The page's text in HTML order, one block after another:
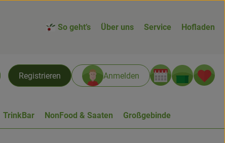
So geht’s Über uns Service Hofladen
Registrieren Anmelden
TrinkBar NonFood & Saaten Großgebinde